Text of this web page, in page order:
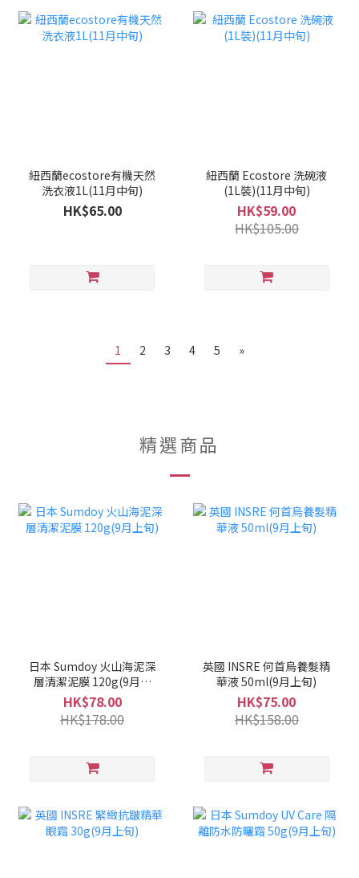
紐西蘭ecostore有機天然
洗衣液1L(11月中旬)
HK$65.00
紐西蘭 Ecostore 洗碗液
(1L裝)(11月中旬)
HK$59.00
HK$105.00
1 2 3 4 5 »
精選商品
日本 Sumdoy 火山海泥深
層清潔泥膜 120g(9月上
旬)
HK$78.00
HK$178.00
英國 INSRE 何首烏養髮精
華液 50ml(9月上旬)
HK$75.00
HK$158.00